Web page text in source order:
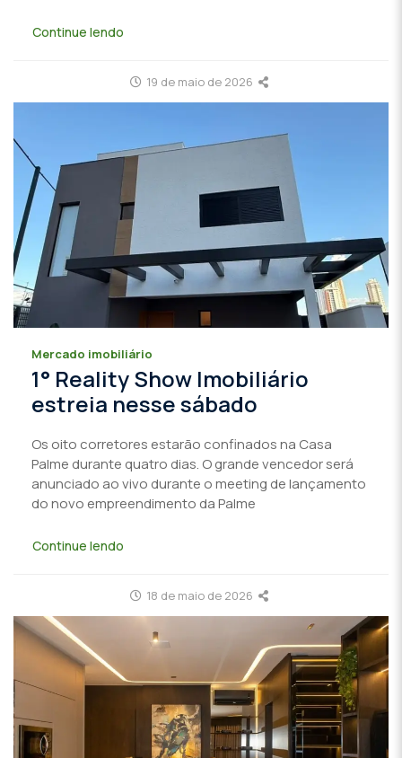
Continue lendo
19 de maio de 2026
Mercado imobiliário
1° Reality Show Imobiliário
estreia nesse sábado
Os oito corretores estarão confinados na Casa
Palme durante quatro dias. O grande vencedor será
anunciado ao vivo durante o meeting de lançamento
do novo empreendimento da Palme
Continue lendo
18 de maio de 2026